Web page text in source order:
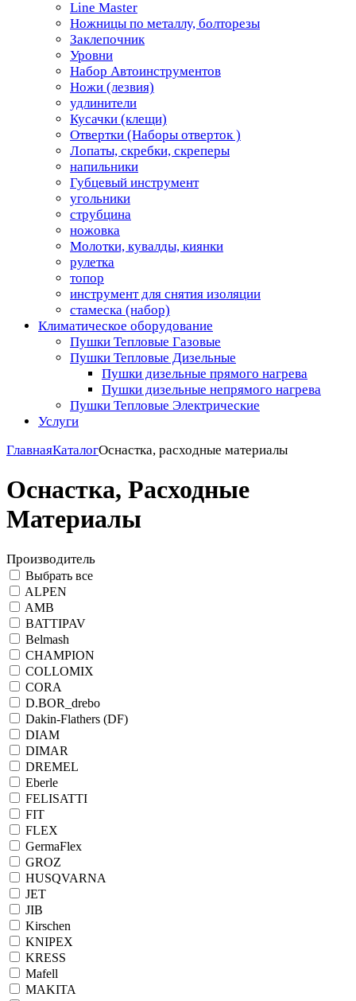
Line Master
Ножницы по металлу, болторезы
Заклепочник
Уровни
Набор Автоинструментов
Ножи (лезвия)
удлинители
Кусачки (клещи)
Отвертки (Наборы отверток )
Лопаты, скребки, скреперы
напильники
Губцевый инструмент
угольники
струбцина
ножовка
Молотки, кувалды, киянки
рулетка
топор
инструмент для снятия изоляции
стамеска (набор)
Климатическое оборудование
Пушки Тепловые Газовые
Пушки Тепловые Дизельные
Пушки дизельные прямого нагрева
Пушки дизельные непрямого нагрева
Пушки Тепловые Электрические
Услуги
ГлавнаяКаталогОснастка, расходные материалы
Оснастка, Расходные
Материалы
Производитель
Выбрать все
ALPEN
AMB
BATTIPAV
Belmash
CHAMPION
COLLOMIX
CORA
D.BOR_drebo
Dakin-Flathers (DF)
DIAM
DIMAR
DREMEL
Eberle
FELISATTI
FIT
FLEX
GermaFlex
GROZ
HUSQVARNA
JET
JIB
Kirschen
KNIPEX
KRESS
Mafell
MAKITA